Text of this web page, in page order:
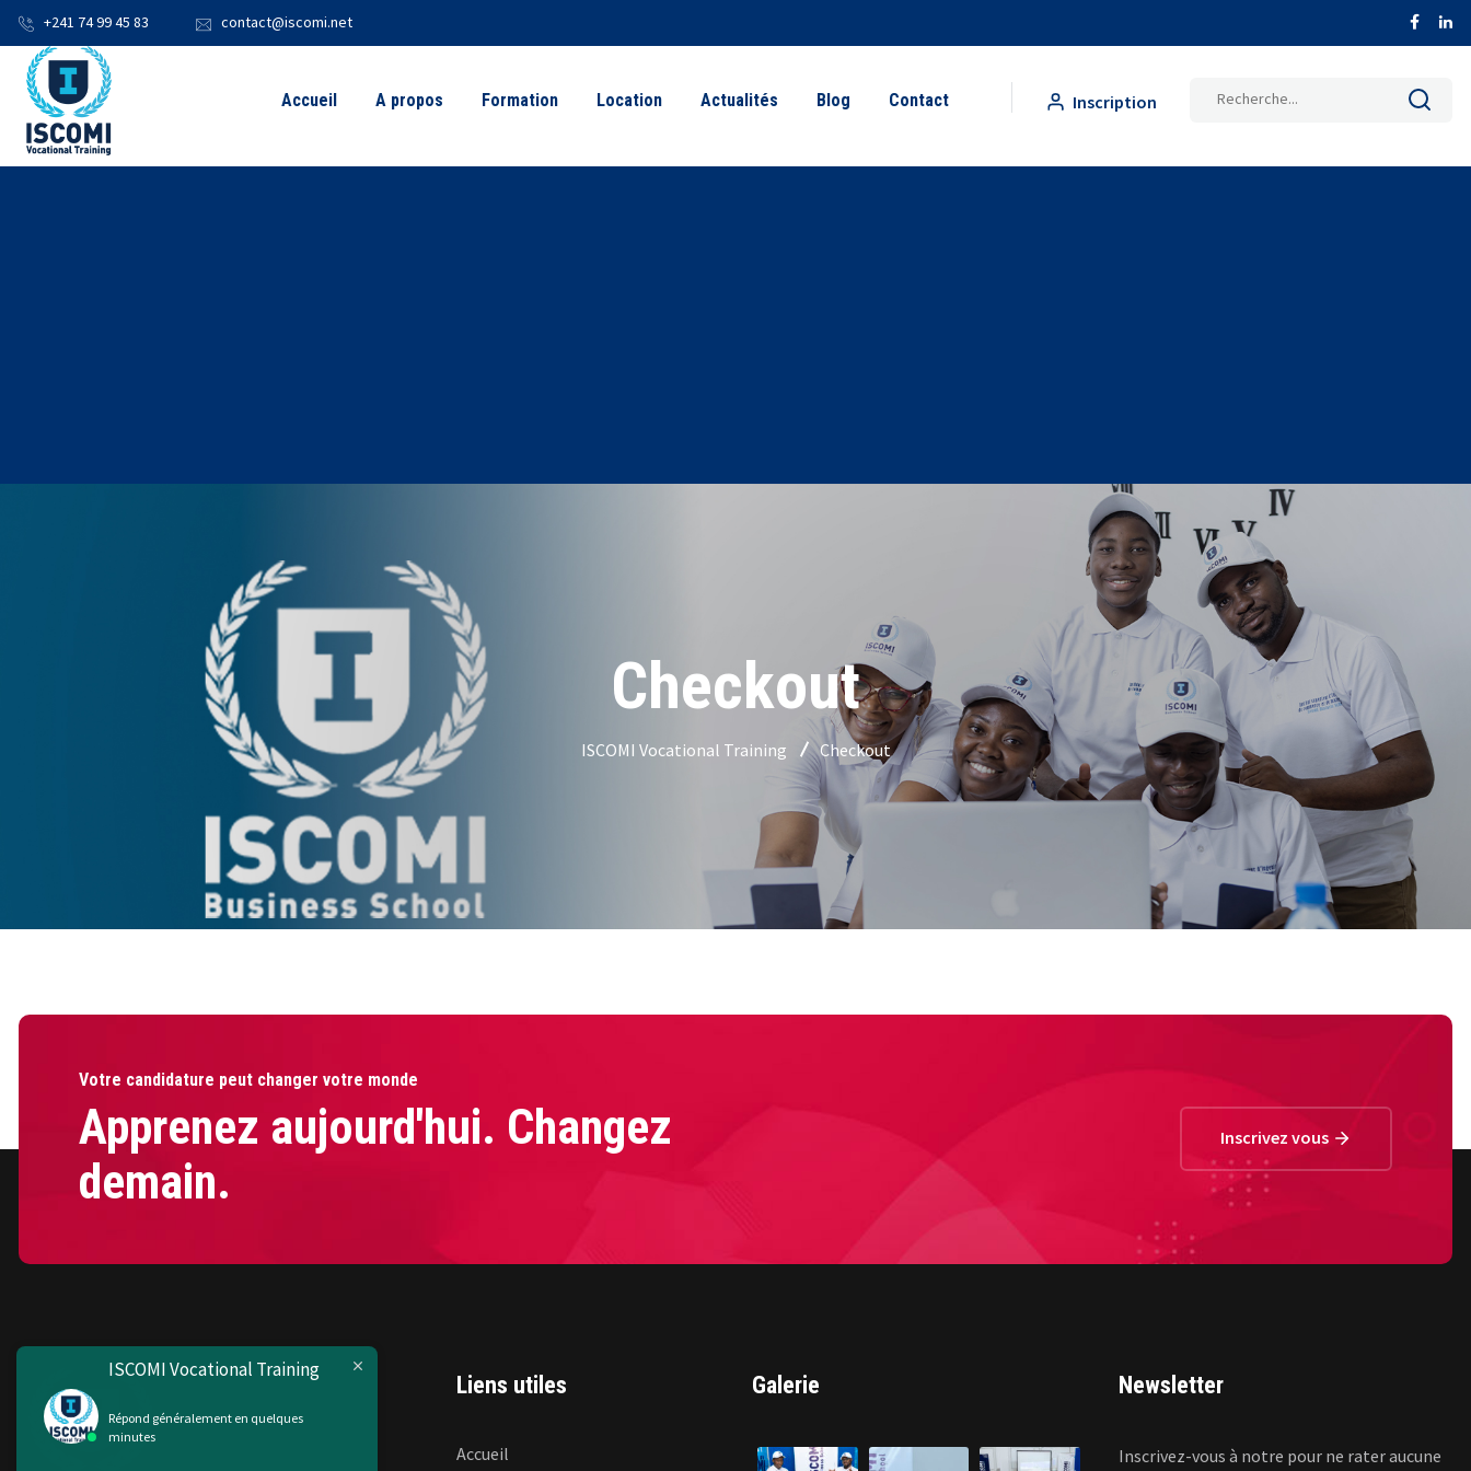
+241 74 99 45 83 contact@iscomi.net
Accueil A propos Formation Location Actualités Blog Contact Inscription
Checkout
ISCOMI Vocational Training Checkout
Votre candidature peut changer votre monde
Apprenez aujourd'hui. Changez
demain.
Inscrivez vous
Liens utiles
Accueil
Galerie Newsletter
Inscrivez-vous à notre pour ne rater aucune
ISCOMI Vocational Training
Répond généralement en quelques
minutes